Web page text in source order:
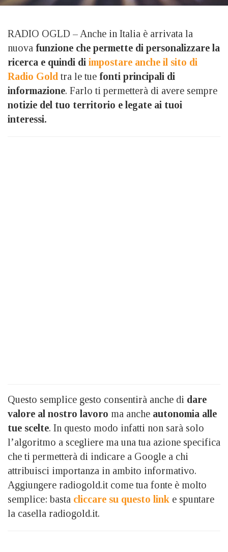
RADIO OGLD – Anche in Italia è arrivata la
nuova funzione che permette di personalizzare la
ricerca e quindi di impostare anche il sito di
Radio Gold tra le tue fonti principali di
informazione. Farlo ti permetterà di avere sempre
notizie del tuo territorio e legate ai tuoi
interessi.
Questo semplice gesto consentirà anche di dare
valore al nostro lavoro ma anche autonomia alle
tue scelte. In questo modo infatti non sarà solo
l’algoritmo a scegliere ma una tua azione specifica
che ti permetterà di indicare a Google a chi
attribuisci importanza in ambito informativo.
Aggiungere radiogold.it come tua fonte è molto
semplice: basta cliccare su questo link e spuntare
la casella radiogold.it.